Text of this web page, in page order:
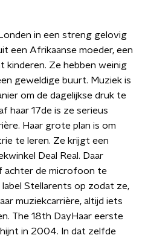
in een streng gelovig
een Afrikaanse moeder, een
kinderen. Ze hebben weinig
geweldige buurt. Muziek is
om de dagelijkse druk te
haar 17de is ze serieus
Haar grote plan is om
te leren. Ze krijgt een
Deal Real. Daar
achter de microfoon te
Stellarents op zodat ze,
muziekcarrière, altijd iets
The 18th DayHaar eerste
in 2004. In dat zelfde